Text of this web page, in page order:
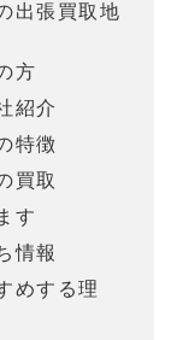
出張買取地
方
紹介
特徴
買取
す
情報
めする理